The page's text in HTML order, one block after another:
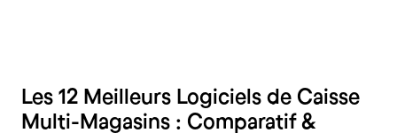
Les 12 Meilleurs Logiciels de Caisse
Multi-Magasins : Comparatif &